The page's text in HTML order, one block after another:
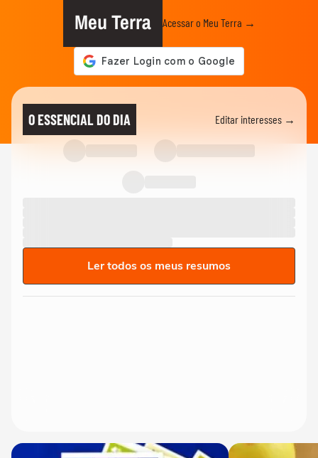
Meu Terra Acessar o Meu Terra →
O ESSENCIAL DO DIA Editar interesses →
Ler todos os meus resumos